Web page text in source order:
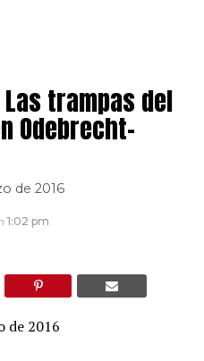
trampas del
Odebrecht-
de 2016
1:02 pm
de 2016